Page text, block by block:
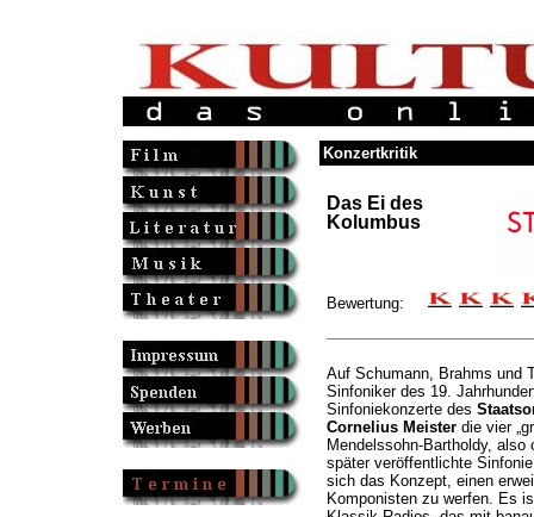
Konzertkritik
Das Ei des
Kolumbus
Bewertung:
Auf Schumann, Brahms und
Sinfoniker des 19.
Sinfoniekonzerte des
Cornelius Meisterdie vier
Mendelssohn-Bartholdy, also
später veröffentlichte
sich das Konzept, einen
Komponisten zu werfen. Es